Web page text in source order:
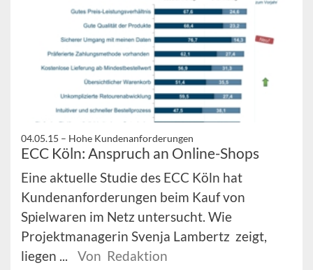
04.05.15 – Hohe Kundenanforderungen
ECC Köln: Anspruch an Online-Shops
Eine aktuelle Studie des ECC Köln hat
Kundenanforderungen beim Kauf von
Spielwaren im Netz untersucht. Wie
Projektmanagerin Svenja Lambertz zeigt,
liegen ...
Von Redaktion